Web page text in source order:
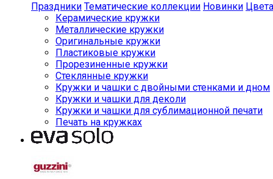
Праздники Тематические коллекции Новинки Цвета
Керамические кружки
Металлические кружки
Оригинальные кружки
Пластиковые кружки
Прорезиненные кружки
Стеклянные кружки
Кружки и чашки с двойными стенками и дном
Кружки и чашки для деколи
Кружки и чашки для сублимационной печати
Печать на кружках